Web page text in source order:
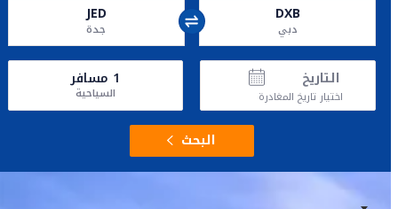
DXB
دبي
JED
جدة
التاريخ
اختيار تاريخ المغادرة
1 مسافر
السياحية
البحث